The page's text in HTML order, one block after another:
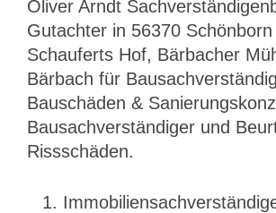
Oliver Arndt
Gutachter in 56370
Schauferts Hof, Bärbacher
Bärbach für
Bauschäden &
Bausachverständiger und
Rissschäden.